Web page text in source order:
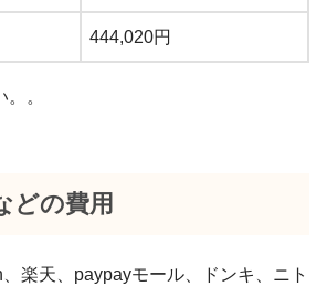
444,020円
。
どの費用
楽天、paypayモール、ドンキ、ニト